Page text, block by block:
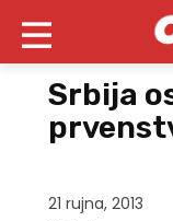
Srbija
21 rujna, 2013